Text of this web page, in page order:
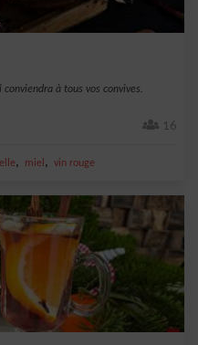
à tous vos convives.
16
, miel , vin rouge